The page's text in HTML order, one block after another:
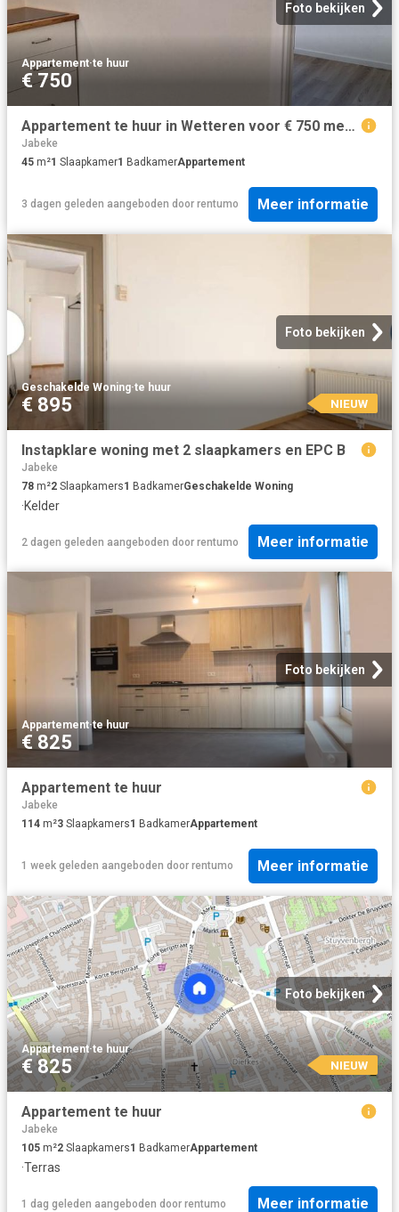
Foto bekijken
Appartement·te huur
€ 750
Appartement te huur in Wetteren voor € 750 met 1 slaapkamer
Jabeke
45 m²1 Slaapkamer1 BadkamerAppartement
3 dagen geleden aangeboden door rentumo Meer informatie
Foto bekijken
Geschakelde Woning·te huur
€ 895 NIEUW
Instapklare woning met 2 slaapkamers en EPC B
Jabeke
78 m²2 Slaapkamers1 BadkamerGeschakelde Woning
·Kelder
2 dagen geleden aangeboden door rentumo Meer informatie
Foto bekijken
Appartement·te huur
€ 825
Appartement te huur
Jabeke
114 m²3 Slaapkamers1 BadkamerAppartement
1 week geleden aangeboden door rentumo Meer informatie
Foto bekijken
Appartement·te huur
€ 825 NIEUW
Appartement te huur
Jabeke
105 m²2 Slaapkamers1 BadkamerAppartement
·Terras
1 dag geleden aangeboden door rentumo Meer informatie